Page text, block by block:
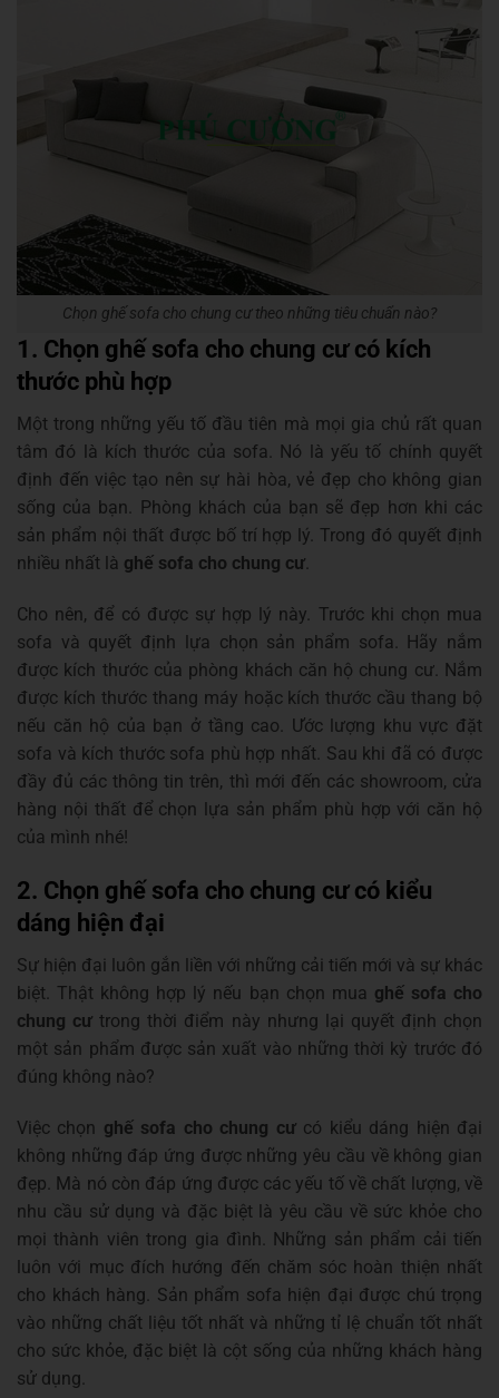
Chọn ghế sofa cho chung cư theo những tiêu chuẩn nào?
1. Chọn ghế sofa cho chung cư có kích
thước phù hợp
Một trong những yếu tố đầu tiên mà mọi gia chủ rất quan
tâm đó là kích thước của sofa. Nó là yếu tố chính quyết
định đến việc tạo nên sự hài hòa, vẻ đẹp cho không gian
sống của bạn. Phòng khách của bạn sẽ đẹp hơn khi các
sản phẩm nội thất được bố trí hợp lý. Trong đó quyết định
nhiều nhất là ghế sofa cho chung cư.
Cho nên, để có được sự hợp lý này. Trước khi chọn mua
sofa và quyết định lựa chọn sản phẩm sofa. Hãy nắm
được kích thước của phòng khách căn hộ chung cư. Nắm
được kích thước thang máy hoặc kích thước cầu thang bộ
nếu căn hộ của bạn ở tầng cao. Ước lượng khu vực đặt
sofa và kích thước sofa phù hợp nhất. Sau khi đã có được
đầy đủ các thông tin trên, thì mới đến các showroom, cửa
hàng nội thất để chọn lựa sản phẩm phù hợp với căn hộ
của mình nhé!
2. Chọn ghế sofa cho chung cư có kiểu
dáng hiện đại
Sự hiện đại luôn gắn liền với những cải tiến mới và sự khác
biệt. Thật không hợp lý nếu bạn chọn mua ghế sofa cho
chung cư trong thời điểm này nhưng lại quyết định chọn
một sản phẩm được sản xuất vào những thời kỳ trước đó
đúng không nào?
Việc chọn ghế sofa cho chung cưcó kiểu dáng hiện đại
không những đáp ứng được những yêu cầu về không gian
đẹp. Mà nó còn đáp ứng được các yếu tố về chất lượng, về
nhu cầu sử dụng và đặc biệt là yêu cầu về sức khỏe cho
mọi thành viên trong gia đình. Những sản phẩm cải tiến
luôn với mục đích hướng đến chăm sóc hoàn thiện nhất
cho khách hàng. Sản phẩm sofa hiện đại được chú trọng
vào những chất liệu tốt nhất và những tỉ lệ chuẩn tốt nhất
cho sức khỏe, đặc biệt là cột sống của những khách hàng
sử dụng.